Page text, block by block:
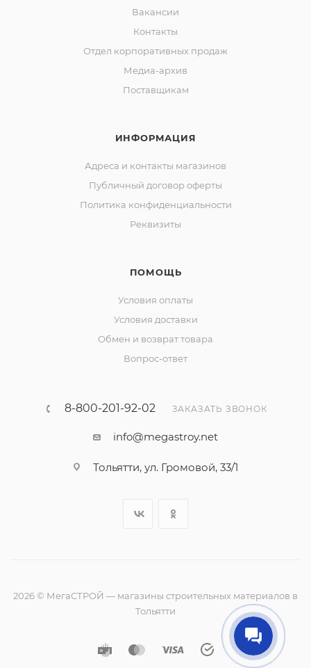
Вакансии
Контакты
Отдел корпоративных продаж
Медиа-архив
Поставщикам
ИНФОРМАЦИЯ
Адреса и контакты магазинов
Публичный договор оферты
Политика конфиденциальности
Реквизиты
ПОМОЩЬ
Условия оплаты
Условия доставки
Обмен и возврат товара
Вопрос-ответ
8-800-201-92-02 ЗАКАЗАТЬ ЗВОНОК
info@megastroy.net
Тольятти, ул. Громовой, 33/1
2026 © МегаСТРОЙ — магазины строительных материалов в
Тольятти